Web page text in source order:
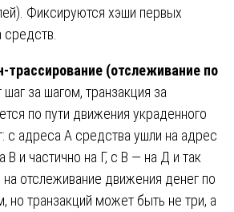
Фиксируются хэши первых
трассирование (отслеживание по
шаг за шагом, транзакция за
по пути движения украденного
с адреса А средства ушли на адрес
В и частично на Г, с В — на Д и так
отслеживание движения денег по
но транзакций может быть не три, а